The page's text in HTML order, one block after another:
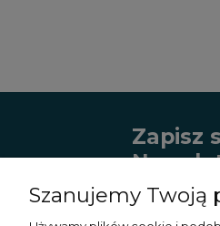
Zapisz
Zapisz się do naszego
na bieżąco z
Szanujemy Twoją